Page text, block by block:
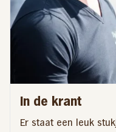
In de krant
Er staat een leuk